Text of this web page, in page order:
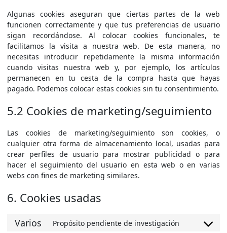
Algunas cookies aseguran que ciertas partes de la web
funcionen correctamente y que tus preferencias de usuario
sigan recordándose. Al colocar cookies funcionales, te
facilitamos la visita a nuestra web. De esta manera, no
necesitas introducir repetidamente la misma información
cuando visitas nuestra web y, por ejemplo, los artículos
permanecen en tu cesta de la compra hasta que hayas
pagado. Podemos colocar estas cookies sin tu consentimiento.
5.2 Cookies de marketing/seguimiento
Las cookies de marketing/seguimiento son cookies, o
cualquier otra forma de almacenamiento local, usadas para
crear perfiles de usuario para mostrar publicidad o para
hacer el seguimiento del usuario en esta web o en varias
webs con fines de marketing similares.
6. Cookies usadas
Varios Propósito pendiente de investigación
Consent